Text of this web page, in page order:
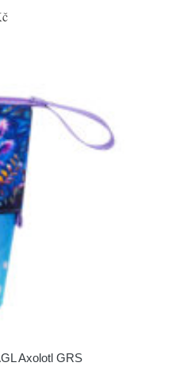
Axolotl GRS